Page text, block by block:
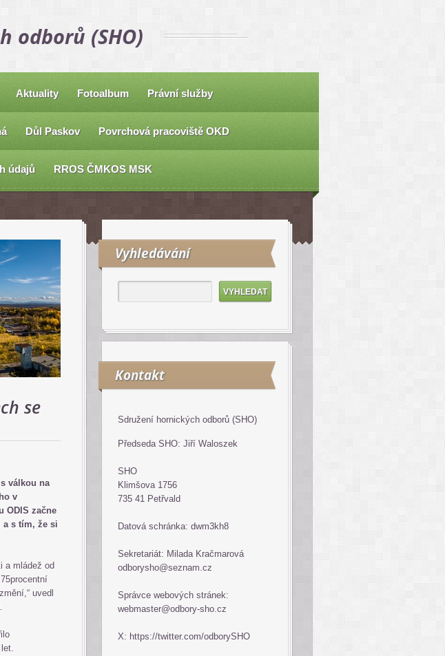
odborů (SHO)
Aktuality Fotoalbum Právní služby
Důl Paskov Povrchová pracoviště OKD
údajů RROS ČMKOS MSK
se
válkou na
v
ODIS začne
a s tím, že si
a mládež od
uvedl
Vyhledávání
Kontakt
Sdružení hornických odborů (SHO)
Předseda SHO: Jiří Waloszek
SHO
Klimšova 1756
735 41 Petřvald
Datová schránka: dwm3kh8
Sekretariát: Milada Kračmarová
odborysho@seznam.cz
Správce webových stránek:
webmaster@odbory-sho.cz
X: https://twitter.com/odborySHO